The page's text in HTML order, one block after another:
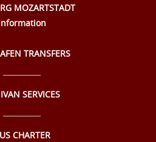
MOZARTSTADT
TRANSFERS
SERVICES
CHARTER